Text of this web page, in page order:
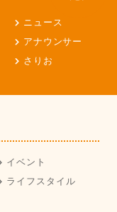
ニュース
アナウンサー
さりお
イベント
ライフスタイル